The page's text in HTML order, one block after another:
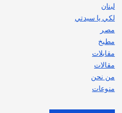
لبنان
لكي يا سيدتي
مصر
مطبخ
مقابلات
مقالات
من نحن
منوعات